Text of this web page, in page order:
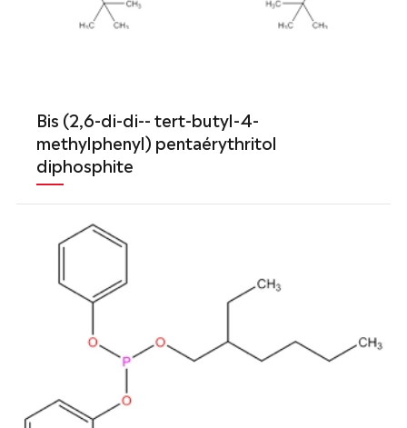
Bis (2,6-di-di-- tert-butyl-4-
methylphenyl) pentaérythritol
diphosphite